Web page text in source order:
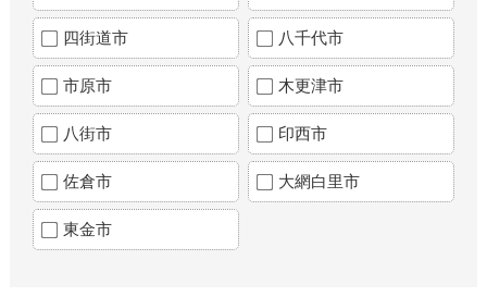
四街道市 八千代市
市原市 木更津市
八街市 印西市
佐倉市 大網白里市
東金市